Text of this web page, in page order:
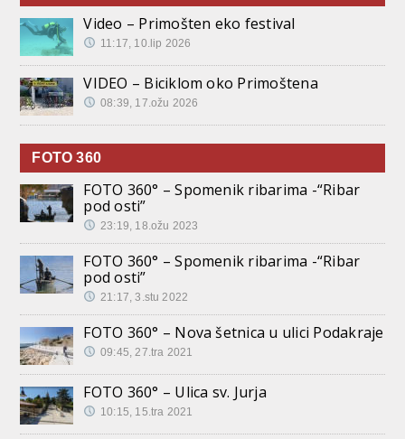
Video – Primošten eko festival
11:17, 10.lip 2026
VIDEO – Biciklom oko Primoštena
08:39, 17.ožu 2026
FOTO 360
FOTO 360° – Spomenik ribarima -“Ribar
pod osti”
23:19, 18.ožu 2023
FOTO 360° – Spomenik ribarima -“Ribar
pod osti”
21:17, 3.stu 2022
FOTO 360° – Nova šetnica u ulici Podakraje
09:45, 27.tra 2021
FOTO 360° – Ulica sv. Jurja
10:15, 15.tra 2021